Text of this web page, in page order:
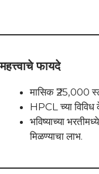
महत्त्वाचे फायदे
मासिक ₹25,000
HPCL च्या विविध
भविष्याच्या
मिळण्याचा लाभ.